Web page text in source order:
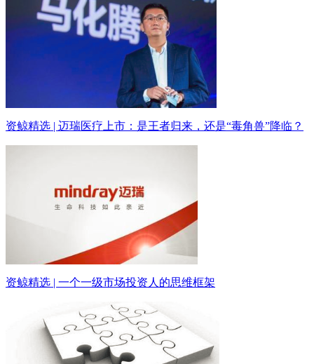
资鲸精选 | 迈瑞医疗上市：是王者归来，还是“毒角兽”降临？
资鲸精选 | 一个一级市场投资人的思维框架